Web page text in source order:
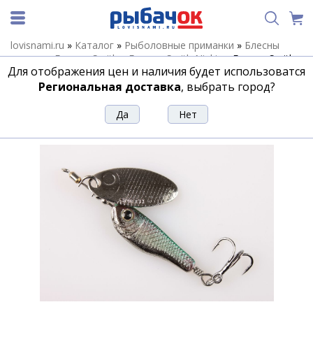
lovisnami.ru » Каталог » Рыболовные приманки » Блесны
летние»Блесны Smith»Блесны Smith Niakis»Блесна Smith
Niakis 6г n14
Блесна Smith Niakis 6г n14
Для отображения цен и наличия будет использоватся
Региональная доставка, выбрать город?